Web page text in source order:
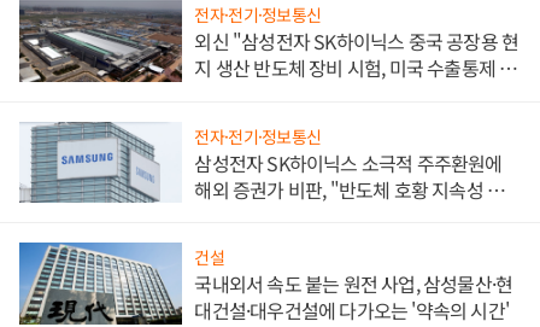
전자·전기·정보통신
외신 "삼성전자 SK하이닉스 중국 공장용 현
지 생산 반도체 장비 시험, 미국 수출통제 대
전자·전기·정보통신
삼성전자 SK하이닉스 소극적 주주환원에
해외 증권가 비판, "반도체 호황 지속성 의
건설
국내외서 속도 붙는 원전 사업, 삼성물산·현
대건설·대우건설에 다가오는 '약속의 시간'